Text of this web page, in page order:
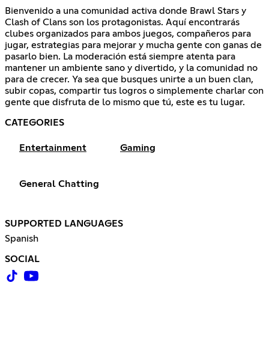
Bienvenido a una comunidad activa donde Brawl Stars y
Clash of Clans son los protagonistas. Aquí encontrarás
clubes organizados para ambos juegos, compañeros para
jugar, estrategias para mejorar y mucha gente con ganas de
pasarlo bien. La moderación está siempre atenta para
mantener un ambiente sano y divertido, y la comunidad no
para de crecer. Ya sea que busques unirte a un buen clan,
subir copas, compartir tus logros o simplemente charlar con
gente que disfruta de lo mismo que tú, este es tu lugar.
CATEGORIES
Entertainment Gaming
General Chatting
SUPPORTED LANGUAGES
Spanish
SOCIAL